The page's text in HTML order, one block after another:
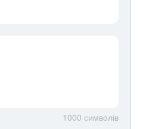
1000 символів